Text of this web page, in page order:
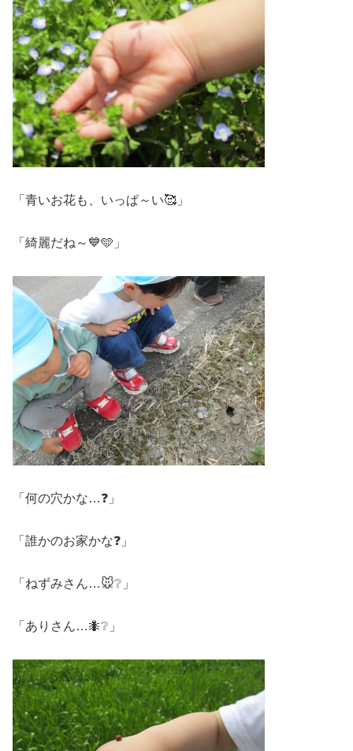
「青いお花も、いっぱ～い🥰」
「綺麗だね～💙🩵」
「何の穴かな…❓」
「誰かのお家かな❓」
「ねずみさん…🐭❔」
「ありさん…🐜❔」